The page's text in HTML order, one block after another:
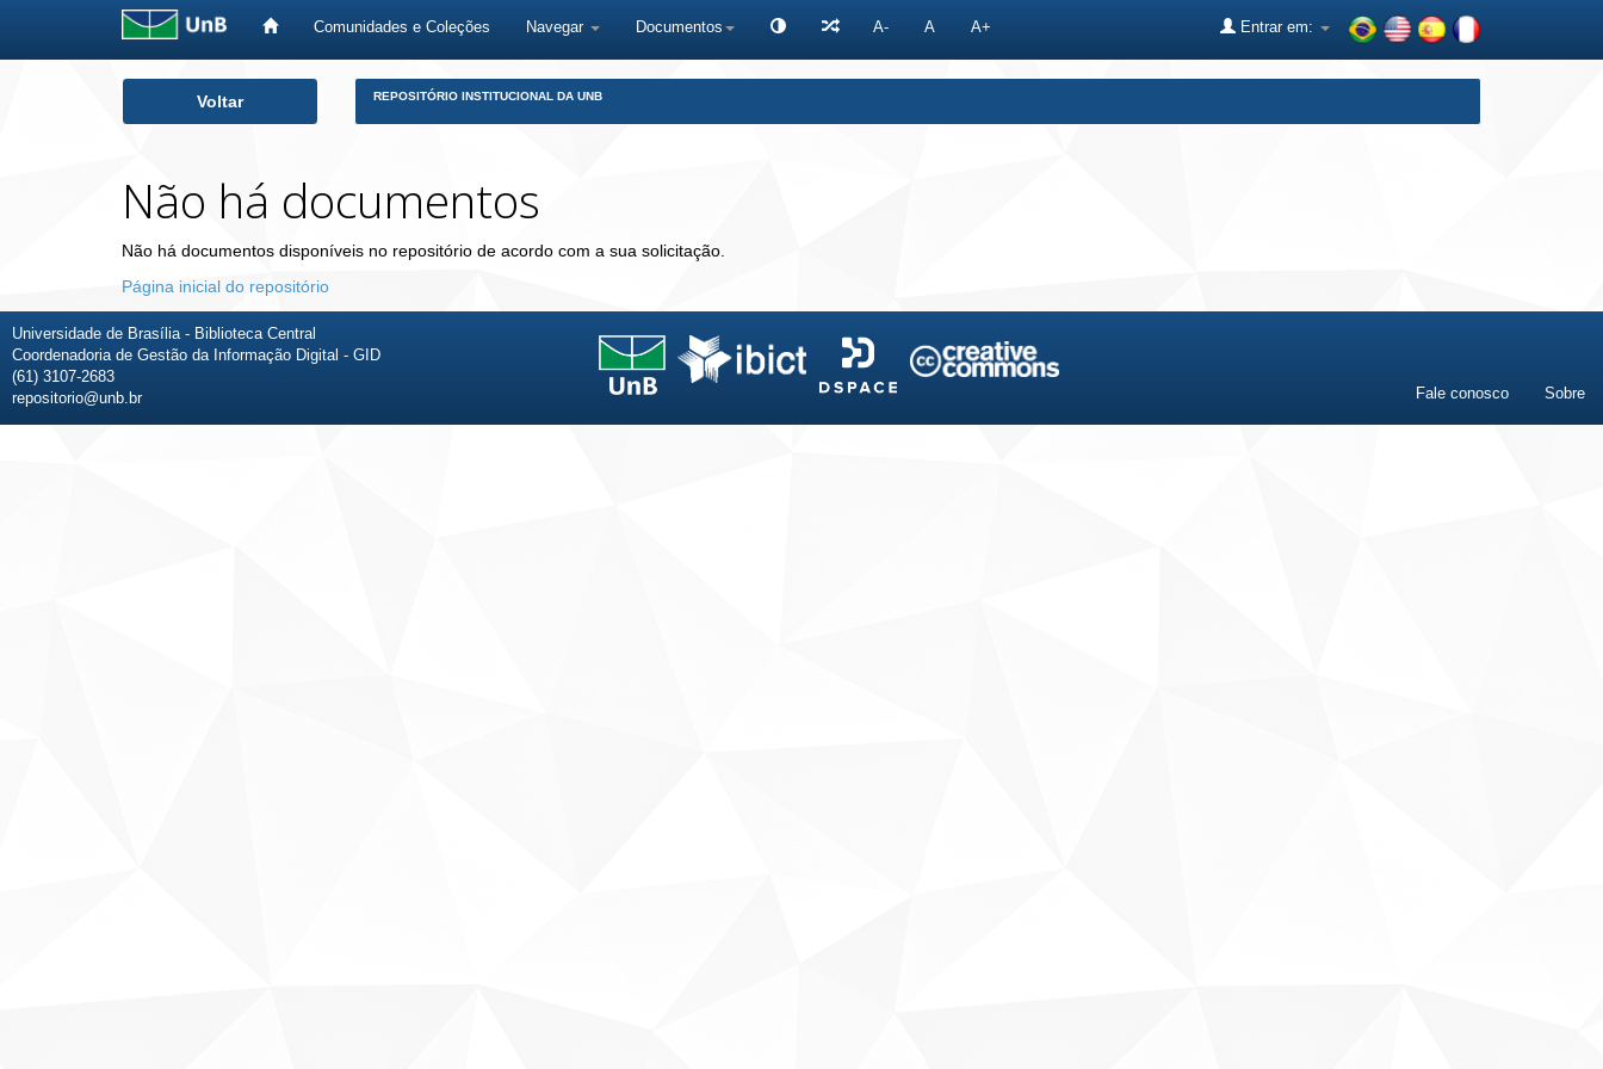
Comunidades e Coleções Navegar Documentos A- A A+ Entrar em:
Voltar REPOSITÓRIO INSTITUCIONAL DA UNB
Não há documentos
Não há documentos disponíveis no repositório de acordo com a sua solicitação.
Página inicial do repositório
Universidade de Brasília - Biblioteca Central
Coordenadoria de Gestão da Informação Digital - GID
(61) 3107-2683
repositorio@unb.br
Fale conosco Sobre